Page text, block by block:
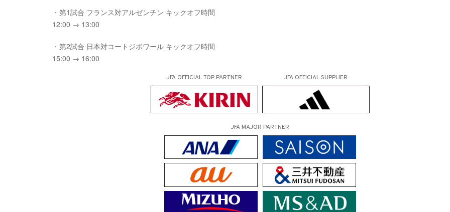
・第1試合 フランス対アルゼンチン キックオフ時間
12:00 → 13:00
・第2試合 日本対コートジボワール キックオフ時間
15:00 → 16:00
JFA OFFICIALTOP PARTNER JFA OFFICIAL SUPPLIER
JFA MAJOR PARTNER